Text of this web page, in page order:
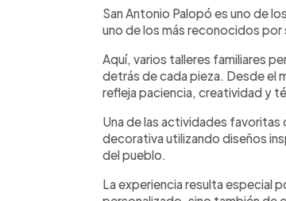
San Antonio Palopó es uno de
uno de los más reconocidos
Aquí, varios talleres familiares
detrás de cada pieza. Desde el
refleja paciencia, creatividad y
Una de las actividades
decorativa utilizando diseños
del pueblo.
La experiencia resulta especial